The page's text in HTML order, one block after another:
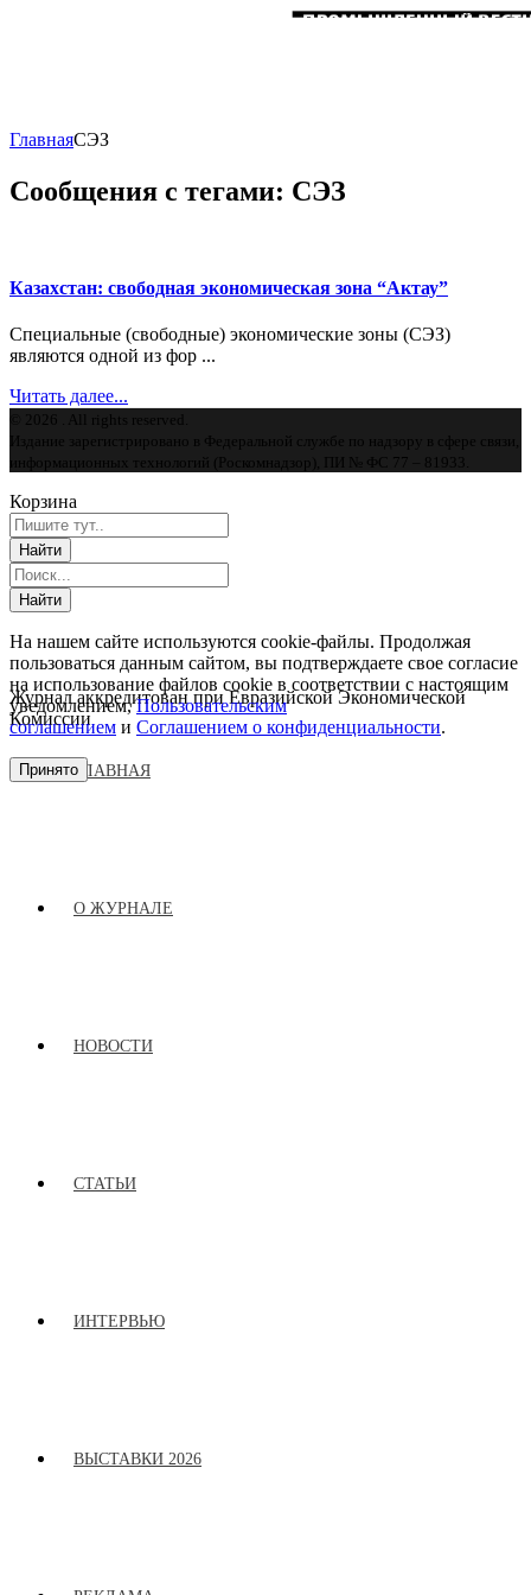
Журнал аккредитован при Евразийской Экономической
Комиссии
ГЛАВНАЯ
О ЖУРНАЛЕ
НОВОСТИ
СТАТЬИ
ИНТЕРВЬЮ
ВЫСТАВКИ 2026
ГлавнаяСЭЗ
Сообщения с тегами: СЭЗ
Казахстан: свободная экономическая зона “Актау”
Специальные (свободные) экономические зоны (СЭЗ)
являются одной из фор ...
Читать далее...
© 2026 . All rights reserved.
Издание зарегистрировано в Федеральной службе по надзору в сфере связи,
информационных технологий (Роскомнадзор), ПИ № ФС 77 – 81933.
Корзина
На нашем сайте используются cookie-файлы. Продолжая
пользоваться данным сайтом, вы подтверждаете свое согласие
на использование файлов cookie в соответствии с настоящим
уведомлением,Пользовательским
соглашением и Соглашением о конфиденциальности.
Принято